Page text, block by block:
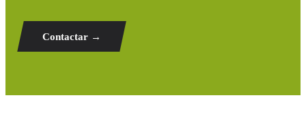
Contactar →